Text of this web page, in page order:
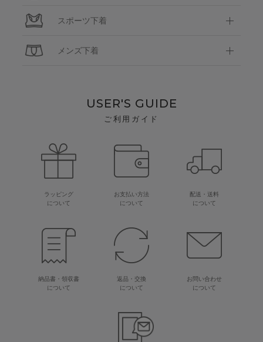
スポーツ下着
メンズ下着
USER'S GUIDE
ご利用ガイド
ラッピング
について
お支払い方法
について
配送・送料
について
納品書・領収書
について
返品・交換
について
お問い合わせ
について